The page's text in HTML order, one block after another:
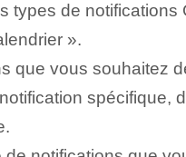
types de
».
que vous souhaitez
spécifique,